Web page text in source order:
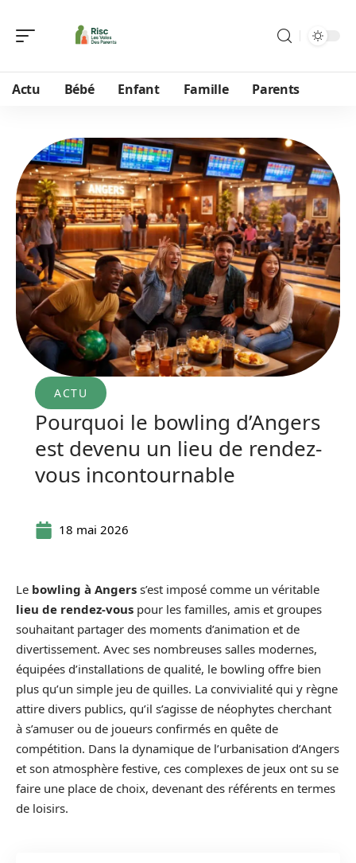
Actu Bébé Enfant Famille Parents
ACTU
Pourquoi le bowling d’Angers
est devenu un lieu de rendez-
vous incontournable
18 mai 2026
Le bowling à Angers s’est imposé comme un véritable
lieu de rendez-vous pour les familles, amis et groupes
souhaitant partager des moments d’animation et de
divertissement. Avec ses nombreuses salles modernes,
équipées d’installations de qualité, le bowling offre bien
plus qu’un simple jeu de quilles. La convivialité qui y règne
attire divers publics, qu’il s’agisse de néophytes cherchant
à s’amuser ou de joueurs confirmés en quête de
compétition. Dans la dynamique de l’urbanisation d’Angers
et son atmosphère festive, ces complexes de jeux ont su se
faire une place de choix, devenant des référents en termes
de loisirs.